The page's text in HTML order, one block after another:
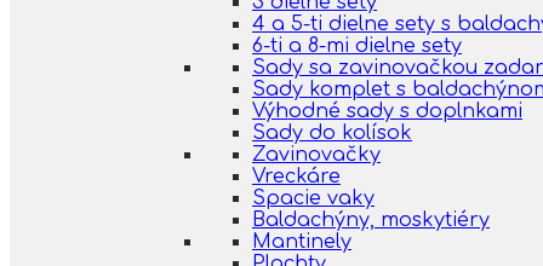
4 a 5-ti dielne sety s
6-ti a 8-mi dielne sety
Sady sa zavinovačkou
Sady komplet s
Výhodné sady s doplnkami
Sady do kolísok
Zavinovačky
Vreckáre
Spacie vaky
Baldachýny, moskytiéry
Mantinely